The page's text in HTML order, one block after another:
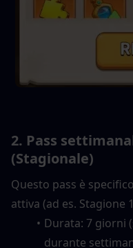
2. Pass
(Stagionale)
Questo pass è
attiva (ad es. Stagione
Durata: 7 giorni
durante